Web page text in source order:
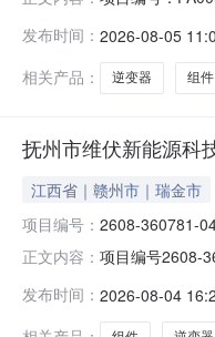
购公告.pdf
发布时间： 2026-08-05
相关产品：
逆变器 组件
抚州市维伏新能源科
江西省｜赣州市｜瑞金市
项目编号： 2608-360781-
正文内容： 项目编号2608-
号，拟安装44
发布时间： 2026-08-04